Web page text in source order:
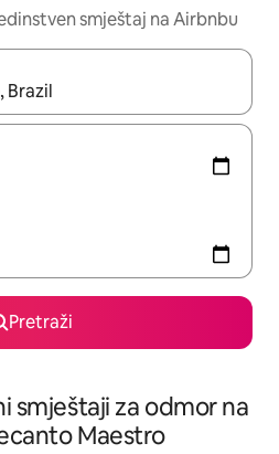
smještaj na Airbnbu
krećite se gore i dolje pomoću
Pretraži
smještaji za odmor na
Maestro